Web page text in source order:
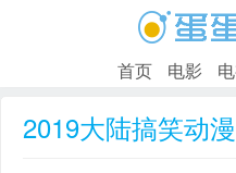
首页 电影
2019大陆搞笑动漫